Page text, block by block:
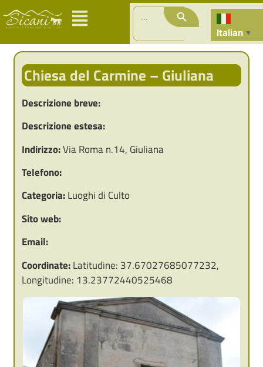
Search
for:
Search Button
Italian ▼
Chiesa del Carmine – Giuliana
Descrizione breve:
Descrizione estesa:
Indirizzo:Via Roma n.14, Giuliana
Telefono:
Categoria:Luoghi di Culto
Sito web:
Email:
Coordinate:Latitudine: 37.67027685077232,
Longitudine: 13.23772440525468